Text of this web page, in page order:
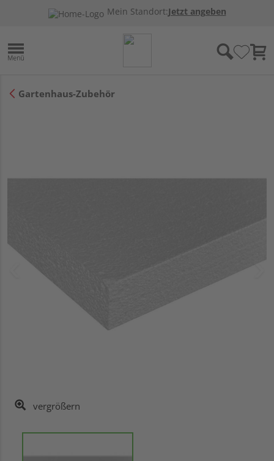
Mein Standort:Jetzt angeben
Gartenhaus-Zubehör
vergrößern